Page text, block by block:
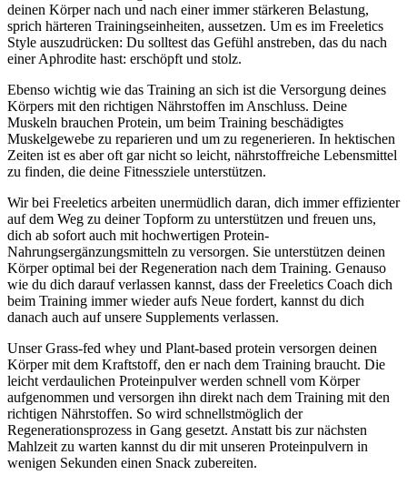
deinen Körper nach und nach einer immer stärkeren Belastung,
sprich härteren Trainingseinheiten, aussetzen. Um es im Freeletics
Style auszudrücken: Du solltest das Gefühl anstreben, das du nach
einer Aphrodite hast: erschöpft und stolz.
Ebenso wichtig wie das Training an sich ist die Versorgung deines
Körpers mit den richtigen Nährstoffen im Anschluss. Deine
Muskeln brauchen Protein, um beim Training beschädigtes
Muskelgewebe zu reparieren und um zu regenerieren. In hektischen
Zeiten ist es aber oft gar nicht so leicht, nährstoffreiche Lebensmittel
zu finden, die deine Fitnessziele unterstützen.
Wir bei Freeletics arbeiten unermüdlich daran, dich immer effizienter
auf dem Weg zu deiner Topform zu unterstützen und freuen uns,
dich ab sofort auch mit hochwertigen Protein-
Nahrungsergänzungsmitteln zu versorgen. Sie unterstützen deinen
Körper optimal bei der Regeneration nach dem Training. Genauso
wie du dich darauf verlassen kannst, dass der Freeletics Coach dich
beim Training immer wieder aufs Neue fordert, kannst du dich
danach auch auf unsere Supplements verlassen.
Unser Grass-fed whey und Plant-based protein versorgen deinen
Körper mit dem Kraftstoff, den er nach dem Training braucht. Die
leicht verdaulichen Proteinpulver werden schnell vom Körper
aufgenommen und versorgen ihn direkt nach dem Training mit den
richtigen Nährstoffen. So wird schnellstmöglich der
Regenerationsprozess in Gang gesetzt. Anstatt bis zur nächsten
Mahlzeit zu warten kannst du dir mit unseren Proteinpulvern in
wenigen Sekunden einen Snack zubereiten.